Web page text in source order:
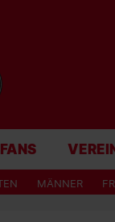
FANS VEREIN
MÄNNER